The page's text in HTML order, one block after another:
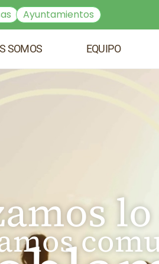
Ayuntamientos
SOMOS EQUIPO